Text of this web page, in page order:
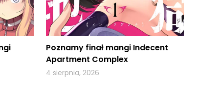
Poznamy finał mangi Indecent
Apartment Complex
4 sierpnia, 2026